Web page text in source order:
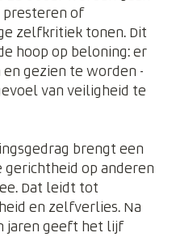
presteren of
zelfkritiek tonen. Dit
hoop op beloning: er
en gezien te worden -
van veiligheid te
brengt een
gerichtheid op anderen
Dat leidt tot
en zelfverlies. Na
jaren geeft het lijf